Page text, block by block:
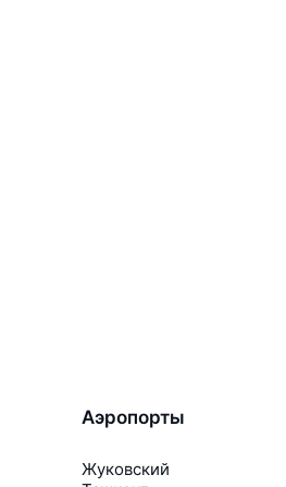
Аэропорты
Жуковский